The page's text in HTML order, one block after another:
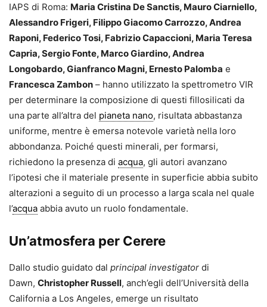
IAPS di Roma: Maria Cristina De Sanctis, Mauro Ciarniello,
Alessandro Frigeri, Filippo Giacomo Carrozzo, Andrea
Raponi, Federico Tosi, Fabrizio Capaccioni, Maria Teresa
Capria, Sergio Fonte, Marco Giardino, Andrea
Longobardo, Gianfranco Magni, Ernesto Palomba e
Francesca Zambon – hanno utilizzato la spettrometro VIR
per determinare la composizione di questi fillosilicati da
una parte all’altra del pianeta nano, risultata abbastanza
uniforme, mentre è emersa notevole varietà nella loro
abbondanza. Poiché questi minerali, per formarsi,
richiedono la presenza di acqua, gli autori avanzano
l’ipotesi che il materiale presente in superficie abbia subito
alterazioni a seguito di un processo a larga scala nel quale
l’acqua abbia avuto un ruolo fondamentale.
Un’atmosfera per Cerere
Dallo studio guidato dal principal investigator di
Dawn, Christopher Russell, anch’egli dell’Università della
California a Los Angeles, emerge un risultato